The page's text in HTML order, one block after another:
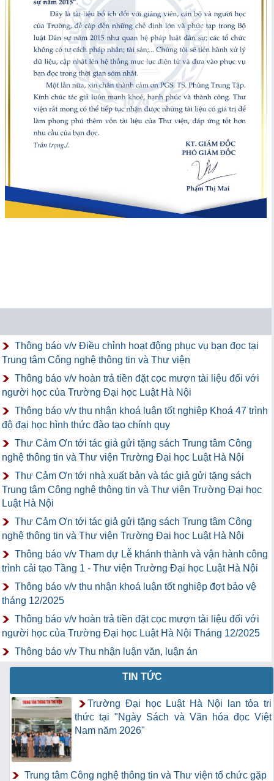
Thông báo v/v Điều chỉnh hoạt động phục vụ bạn đọc tại
Trung tâm Công nghệ thông tin và Thư viện
Thông báo v/v hoàn trả tiền đặt cọc mượn tài liệu đối với
người học của Trường Đại học Luật Hà Nội
Thông báo v/v thu nhận khoá luận tốt nghiệp Khoá 47 trình
độ đại học hình thức đào tạo chính quy
Thư Cảm Ơn tới tác giả gửi tặng sách Trung tâm Công
nghệ thông tin và Thư viện Trường Đại học Luật Hà Nội
Thư Cảm Ơn tới nhà xuất bản và tác giả gửi tặng sách
Trung tâm Công nghệ thông tin và Thư viện Trường Đại học
Luật Hà Nội
Thư Cảm Ơn tới tác giả gửi tặng sách Trung tâm Công
nghệ thông tin và Thư viện Trường Đại học Luật Hà Nội
Thông báo v/v Tham dự Lễ khánh thành và vận hành công
trình cải tạo Tầng 1 - Thư viện Trường Đại học Luật Hà Nội
Thông báo v/v thu nhận khoá luận tốt nghiệp đợt bảo vệ
tháng 12/2025
Thông báo v/v hoàn trả tiền đặt cọc mượn tài liệu đối với
người học của Trường Đại học Luật Hà Nội Tháng 12/2025
Thông báo v/v Thu nhận luận văn, luận án
TIN TỨC
Trường Đại học Luật Hà Nội lan tỏa tri
thức tại "Ngày Sách và Văn hóa đọc Việt
Nam năm 2026"
Trung tâm Công nghệ thông tin và Thư viện tổ chức gặp